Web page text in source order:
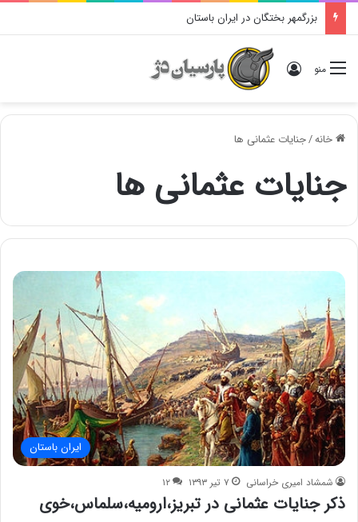
بزرگمهر بختگان در ایران باستان
منو ورود
خانه/جنایات عثمانی ها
جنایات عثمانی ها
ایران باستان
شمشاد امیری خراسانی ۷ تیر ۱۳۹۳ ۱۲
ذکر جنایات عثمانی در تبریز،ارومیه،سلماس،خوی